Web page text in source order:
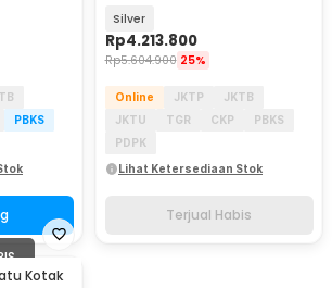
PBKS
Silver
Rp4.213.800
Rp5.604.900 25%
Online JKTP
JKTB
JKTU
TGR CKP
PBKS
PDPK
Lihat Ketersediaan Stok
Terjual Habis
Kotak